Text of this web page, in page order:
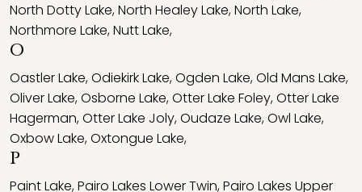
North Dotty Lake,North Healey Lake,North Lake,
Northmore Lake,Nutt Lake,
O
Oastler Lake,Odiekirk Lake,Ogden Lake,Old Mans Lake,
Oliver Lake,Osborne Lake,Otter Lake Foley,Otter Lake
Hagerman,Otter Lake Joly,Oudaze Lake,Owl Lake,
Oxbow Lake,Oxtongue Lake,
P
Paint Lake,Pairo Lakes Lower Twin,Pairo Lakes Upper